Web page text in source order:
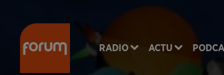
RADIO ACTU